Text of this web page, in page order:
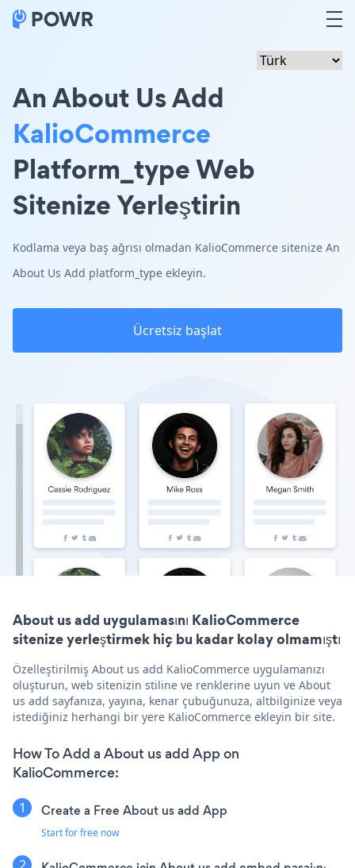
An About Us Add
KalioCommerce
Platform_type Web
Sitenize Yerleştirin
Kodlama veya baş ağrısı olmadan KalioCommerce sitenize An
About Us Add platform_type ekleyin.
Ücretsiz başlat
About us add uygulamasını KalioCommerce
sitenize yerleştirmek hiç bu kadar kolay olmamıştı
Özelleştirilmiş About us add KalioCommerce uygulamanızı
oluşturun, web sitenizin stiline ve renklerine uyun ve About
us add sayfanıza, yayına, kenar çubuğunuza, altbilginize veya
istediğiniz herhangi bir yere KalioCommerce ekleyin bir site.
How To Add a About us add App on
KalioCommerce:
Create a Free About us add App
Start for free now